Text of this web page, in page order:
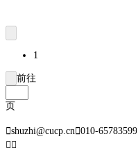
1
前往
页
shuzhi@cucp.cn010-65783599
